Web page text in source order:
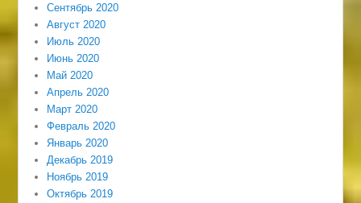
Сентябрь 2020
Август 2020
Июль 2020
Июнь 2020
Май 2020
Апрель 2020
Март 2020
Февраль 2020
Январь 2020
Декабрь 2019
Ноябрь 2019
Октябрь 2019